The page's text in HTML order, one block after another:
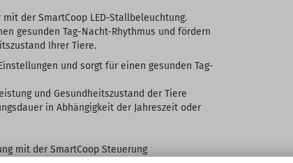
der SmartCoop LED-Stallbeleuchtung.
gesunden Tag-Nacht-Rhythmus und fördern
Ihrer Tiere.
und sorgt für einen gesunden Tag-
und Gesundheitszustand der Tiere
in Abhängigkeit der Jahreszeit oder
mit der SmartCoop Steuerung